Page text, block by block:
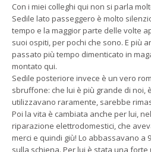
Con i miei colleghi qui non si parla
Sedile lato passeggero è molto
tempo e la maggior parte delle volte
suoi ospiti, per pochi che sono. E più
passato più tempo dimenticato in
montato qui.
Sedile posteriore invece è un vero
sbruffone: che lui è più grande di noi,
utilizzavano raramente, sarebbe
Poi la vita è cambiata anche per lui,
riparazione elettrodomestici, che
merci e quindi giù! Lo abbassavano a
sulla schiena. Per lui è stata una